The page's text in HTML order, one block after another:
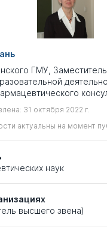
ГМУ,
31 октября 2022 г.
актуальны на момент
наук
высшего звена)